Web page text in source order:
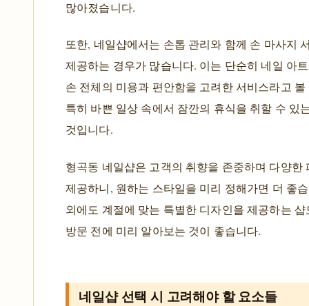
많아졌습니다.
또한, 네일샵에서는 손톱 관리와 함께 손 마사지
제공하는 경우가 많습니다. 이는 단순히 네일 아
손 전체의 미용과 편안함을 고려한 서비스라고
특히 바쁜 일상 속에서 잠깐의 휴식을 취할 수 있
것입니다.
형곡동 네일샵은 고객의 취향을 존중하며 다양한
제공하니, 원하는 스타일을 미리 정해가면 더 좋
외에도 계절에 맞는 특별한 디자인을 제공하는
방문 전에 미리 알아보는 것이 좋습니다.
네일샵 선택 시 고려해야 할 요소들